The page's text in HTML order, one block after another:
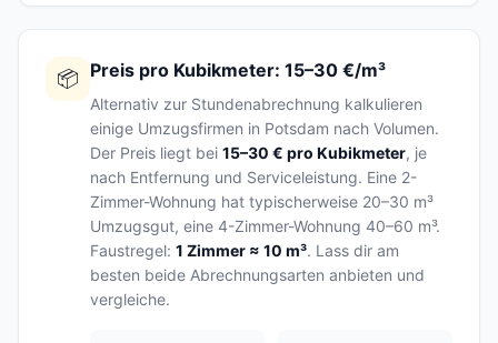
📦 Preis pro Kubikmeter: 15–30 €/m³
Alternativ zur Stundenabrechnung kalkulieren
einige Umzugsfirmen in Potsdam nach Volumen.
Der Preis liegt bei 15–30 € pro Kubikmeter, je
nach Entfernung und Serviceleistung. Eine 2-
Zimmer-Wohnung hat typischerweise 20–30 m³
Umzugsgut, eine 4-Zimmer-Wohnung 40–60 m³.
Faustregel: 1 Zimmer ≈ 10 m³. Lass dir am
besten beide Abrechnungsarten anbieten und
vergleiche.